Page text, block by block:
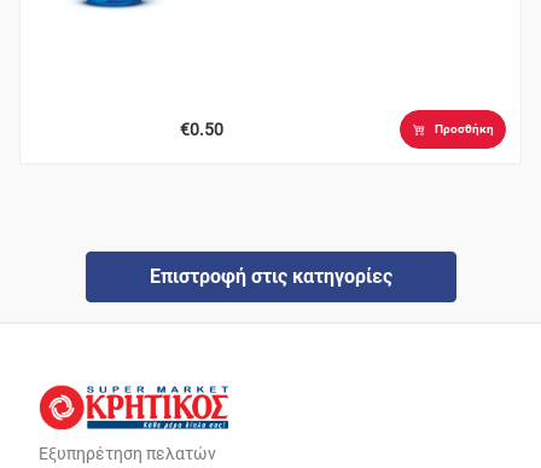
€0.50 Προσθήκη
Επιστροφή στις κατηγορίες
Εξυπηρέτηση πελατών